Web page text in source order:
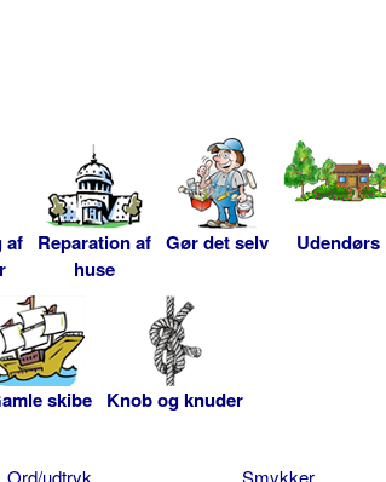
af Reparation af
huse
Gør det selv Udendørs
skibe Knob og knuder
Ord/udtryk
Smykker